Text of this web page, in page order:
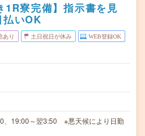
1R寮完備】指示書を見
いOK
あり 土日祝日が休み WEB登録OK
、19:00～翌3:50 ※悪天候により日勤